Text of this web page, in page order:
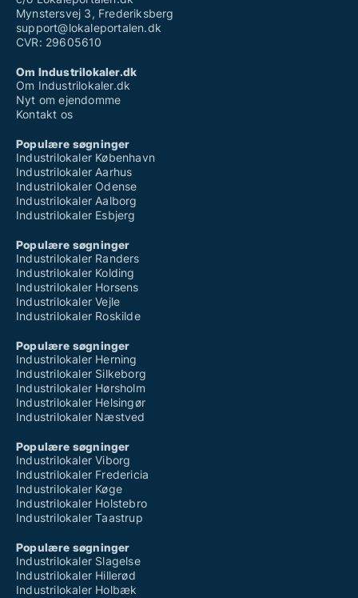
Mynstersvej 3, Frederiksberg
support@lokaleportalen.dk
CVR: 29605610
Om Industrilokaler.dk
Om Industrilokaler.dk
Nyt om ejendomme
Kontakt os
Populære søgninger
Industrilokaler København
Industrilokaler Aarhus
Industrilokaler Odense
Industrilokaler Aalborg
Industrilokaler Esbjerg
Populære søgninger
Industrilokaler Randers
Industrilokaler Kolding
Industrilokaler Horsens
Industrilokaler Vejle
Industrilokaler Roskilde
Populære søgninger
Industrilokaler Herning
Industrilokaler Silkeborg
Industrilokaler Hørsholm
Industrilokaler Helsingør
Industrilokaler Næstved
Populære søgninger
Industrilokaler Viborg
Industrilokaler Fredericia
Industrilokaler Køge
Industrilokaler Holstebro
Industrilokaler Taastrup
Populære søgninger
Industrilokaler Slagelse
Industrilokaler Hillerød
Industrilokaler Holbæk